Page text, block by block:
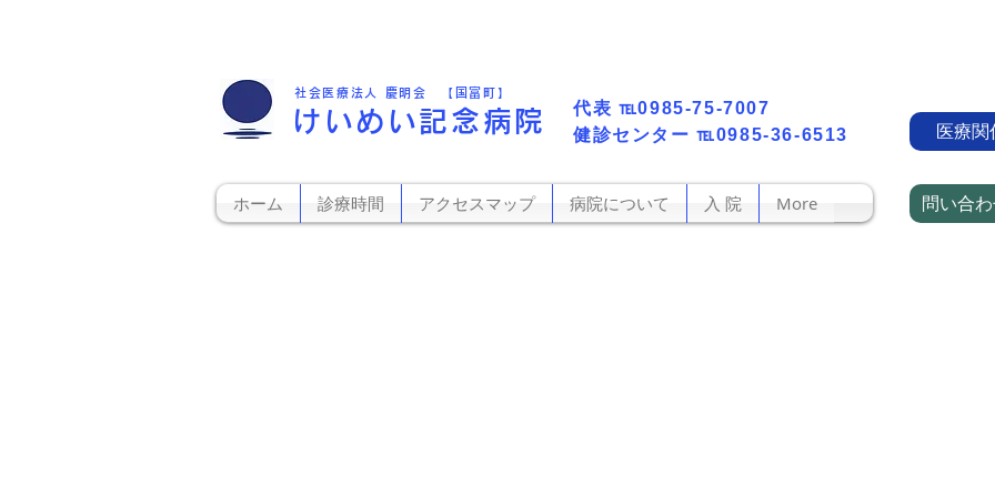
​健診センター℡0985-36-6513
社会医療法人 慶明会 【国富町】
けいめい記念病院 代表​ ℡0985-75-7007
医療関
ホーム 診療時間 アクセスマップ 病院について 入 院 More 問い合